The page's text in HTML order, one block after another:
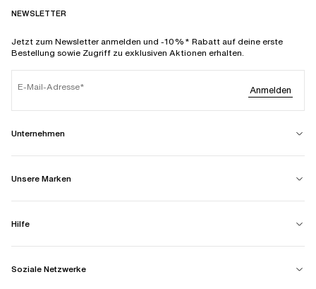
NEWSLETTER
Jetzt zum Newsletter anmelden und -10%* Rabatt auf deine erste
Bestellung sowie Zugriff zu exklusiven Aktionen erhalten.
E-Mail-Adresse Anmelden
Unternehmen
Unsere Marken
Hilfe
Soziale Netzwerke